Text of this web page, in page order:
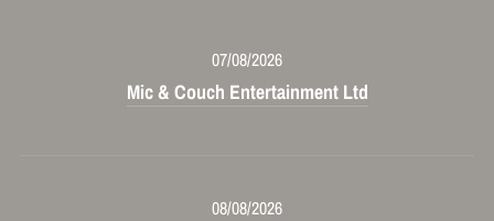
07/08/2026
Mic & Couch Entertainment Ltd
08/08/2026